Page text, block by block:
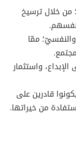
من خلال ترسيخ
ممّا
واستثمار
قادرين على
من خيراتها.